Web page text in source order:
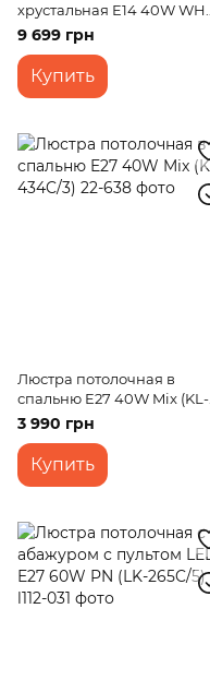
хрустальная E14 40W WH
(BCL-626C/12)
9 699 грн
Купить
Люстра потолочная в
спальню E27 40W Mix (KL-
434C/3)
3 990 грн
Купить